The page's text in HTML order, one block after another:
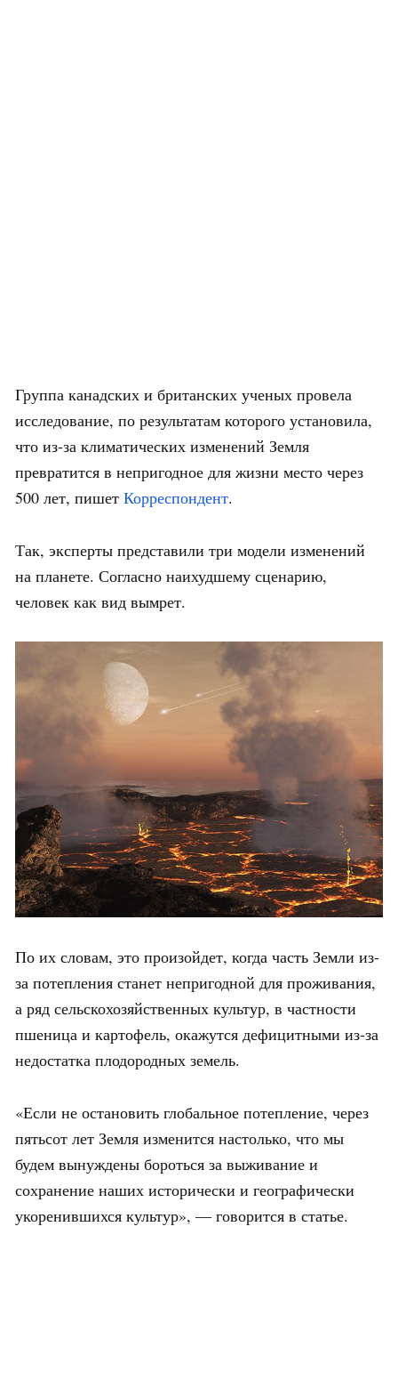
Группа канадских и британских ученых провела
исследование, по результатам которого установила,
что из-за климатических изменений Земля
превратится в непригодное для жизни место через
500 лет, пишет Корреспондент.
Так, эксперты представили три модели изменений
на планете. Согласно наихудшему сценарию,
человек как вид вымрет.
По их словам, это произойдет, когда часть Земли из-
за потепления станет непригодной для проживания,
а ряд сельскохозяйственных культур, в частности
пшеница и картофель, окажутся дефицитными из-за
недостатка плодородных земель.
«Если не остановить глобальное потепление, через
пятьсот лет Земля изменится настолько, что мы
будем вынуждены бороться за выживание и
сохранение наших исторически и географически
укоренившихся культур», — говорится в статье.